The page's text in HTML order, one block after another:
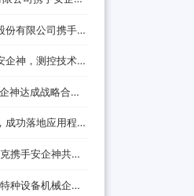
有限公司携手安
神，测控技术数
神达成战略合
径！
成功落地应用程
案！
携手安企神共筑
种设备机械企业